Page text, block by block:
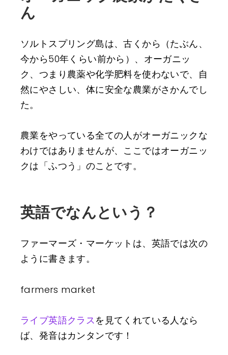
ん
ソルトスプリング島は、古くから（たぶん、
今から50年くらい前から）、オーガニッ
ク、つまり農薬や化学肥料を使わないで、自
然にやさしい、体に安全な農業がさかんでし
た。
農業をやっている全ての人がオーガニックな
わけではありませんが、ここではオーガニッ
クは「ふつう」のことです。
英語でなんという？
ファーマーズ・マーケットは、英語では次の
ように書きます。
farmers market
ライブ英語クラスを見てくれている人なら
ば、発音はカンタンです！